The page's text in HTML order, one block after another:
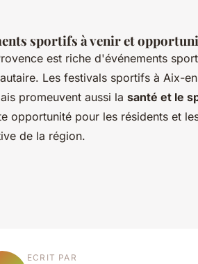
sportifs à venir et
est riche d'événements
Les festivals sportifs à Aix-
promeuvent aussi la santé et le
opportunité pour les résidents et
de la région.
ECRIT PAR